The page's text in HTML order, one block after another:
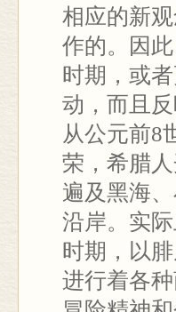
相应的新
作的。因
时期，或
动，而且
从公元前8
荣，希腊
遍及黑海
沿岸。实
时期，以
进行着各